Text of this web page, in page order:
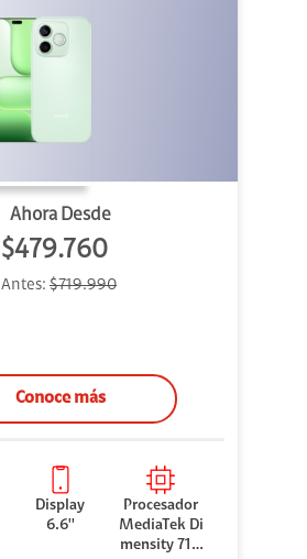
Ahora Desde
$479.760
Antes: $719.990
Conoce más
Display
6.6''
Procesador
MediaTek Di
mensity 710